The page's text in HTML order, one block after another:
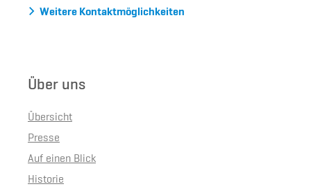
Weitere Kontaktmöglichkeiten
Über uns
Übersicht
Presse
Auf einen Blick
Historie